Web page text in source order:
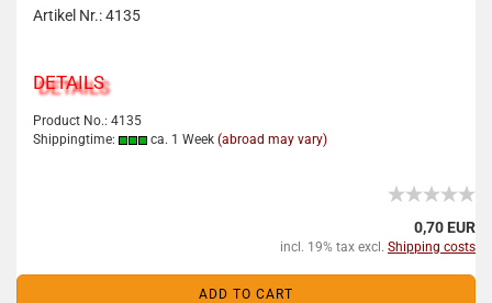
Artikel Nr.: 4135
DETAILS
Product No.: 4135
Shippingtime:
ca. 1 Week (abroad may vary)
0,70 EUR
incl. 19% tax excl. Shipping costs
ADD TO CART